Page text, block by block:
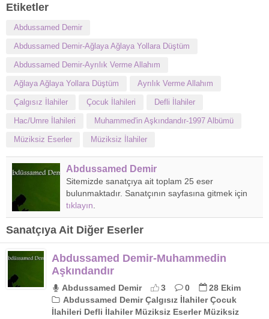
Etiketler
Abdussamed Demir
Abdussamed Demir-Ağlaya Ağlaya Yollara Düştüm
Abdussamed Demir-Ayrılık Verme Allahım
Ağlaya Ağlaya Yollara Düştüm Ayrılık Verme Allahım
Çalgısız İlahiler Çocuk İlahileri Defli İlahiler
Hac/Umre İlahileri Muhammed'in Aşkındandır-1997 Albümü
Müziksiz Eserler Müziksiz İlahiler
Abdussamed Demir
Sitemizde sanatçıya ait toplam 25 eser
bulunmaktadır. Sanatçının sayfasına gitmek için
tıklayın
Sanatçıya Ait Diğer Eserler
Abdussamed Demir-Muhammedin
Aşkındandır
Abdussamed Demir 3 0
28 Ekim
Abdussamed Demir Çalgısız İlahiler Çocuk
İlahileri Defli İlahiler Müziksiz Eserler Müziksiz